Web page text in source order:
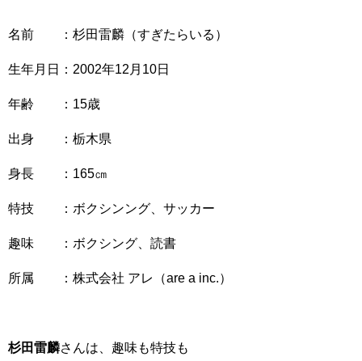
名前 ：杉田雷麟（すぎたらいる）
生年月日：2002年12月10日
年齢 ：15歳
出身 ：栃木県
身長 ：165㎝
特技 ：ボクシンング、サッカー
趣味 ：ボクシング、読書
所属 ：株式会社 アレ（are a inc.）
杉田雷麟さんは、趣味も特技も